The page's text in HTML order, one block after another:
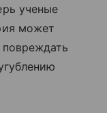
ученые
может